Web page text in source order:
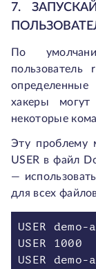
7.
По
хакеры
некоторые
Эту проблему
USER в файл
—
для всех
USER demo-
USER 1000
USER